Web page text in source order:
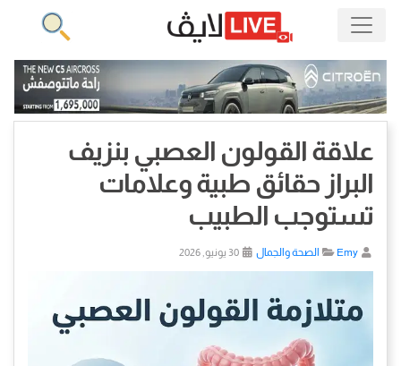
علاقة القولون العصبي بنزيف
البراز حقائق طبية وعلامات
تستوجب الطبيب
Emy الصحة والجمال